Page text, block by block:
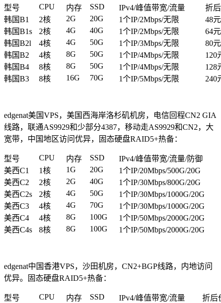
型号 CPU 内存 SSD IPv4/峰值带宽/流量
折
韩国B1
2核 2G 20G 1个IP/2Mbps/无限
48
韩国B1s
2核 4G 40G 1个IP/2Mbps/无限
64
韩国B2l
4核 4G 50G 1个IP/3Mbps/无限
80
韩国B2
4核 8G 50G 1个IP/4Mbps/无限
120
韩国B4
8核 8G 50G 1个IP/4Mbps/无限
128
韩国B3
8核 16G 70G 1个IP/5Mbps/无限 240
edgenat美国VPS，美国西海岸洛杉矶机房，电信回程CN2 GIA
线路，联通AS9929和少部分4387，移动走AS9929和CN2，大
宽带，中国地区访问优异，固态硬盘RAID5+热备：
型号 CPU 内存 SSD
IPv4/峰值带宽/流量/防御
美西C1
1核 1G 20G
1个IP/20Mbps/500G/20G
美西C2
2核 2G 40G
1个IP/30Mbps/800G/20G
美西C2s
2核 4G 50G
1个IP/30Mbps/1000G/20G
美西C3
4核 4G 70G
1个IP/30Mbps/1000G/20G
美西C4
4核 8G 100G
1个IP/50Mbps/2000G/20G
美西C4s
8核 8G 100G 1个IP/50Mbps/2000G/20G
edgenat中国香港VPS，沙田机房，CN2+BGP线路，内地访问
优异。固态硬盘RAID5+热备：
型号 CPU 内存 SSD IPv4/峰值带宽/流量
折后